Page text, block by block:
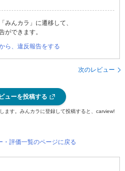
みんカラ」に遷移して、
ができます。
ら、違反報告をする
次のレビュー
ューを投稿する
ます。みんカラに登録して投稿すると、carview!
・評価一覧のページに戻る